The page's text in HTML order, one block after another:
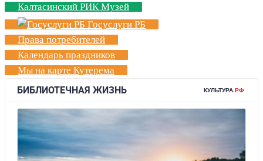
Калтасинский РИК Музей
Госуслуги РБ
Права потребителей
Календарь праздников
Мы на карте Кутерема